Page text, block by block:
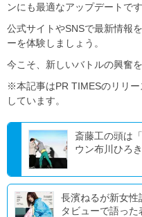
ンにも最適なアップデートです
公式サイトやSNSで最新情報
ーを体験しましょう。
今こそ、新しいバトルの興奮
※本記事はPR TIMESのリリ
しています。
斎藤工の頭は
ウン布川ひろ
長濱ねるが新女性
タビューで語った